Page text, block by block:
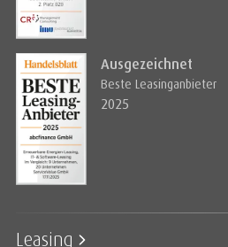
Ausgezeichnet
Beste Leasinganbieter
2025
Leasing